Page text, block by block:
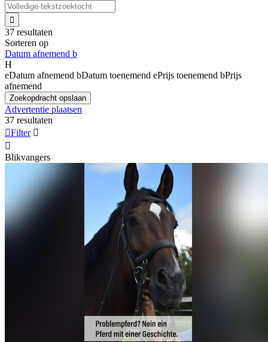

37 resultaten
Sorteren op
Datum afnemend b
H
eDatum afnemend bDatum toenemend ePrijs toenemend bPrijs
afnemend
Zoekopdracht opslaan
Advertentie plaatsen
37 resultaten
Filter 

Blikvangers